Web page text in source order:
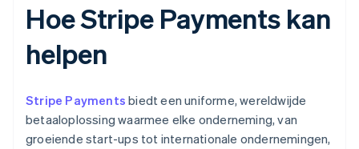
Hoe Stripe Payments kan
helpen
Stripe Payments biedt een uniforme, wereldwijde
betaaloplossing waarmee elke onderneming, van
groeiende start-ups tot internationale ondernemingen,